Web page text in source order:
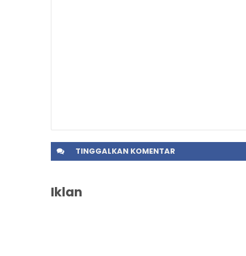
TINGGALKAN KOMENTAR
Iklan